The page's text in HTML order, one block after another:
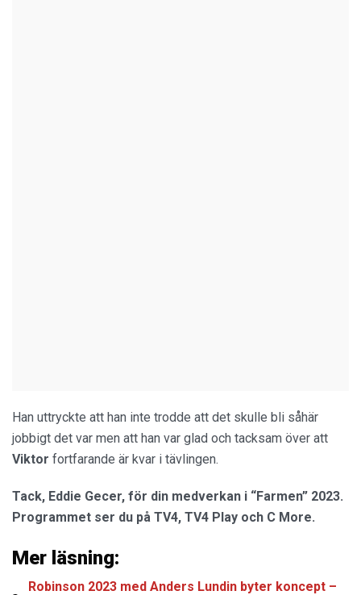
Han uttryckte att han inte trodde att det skulle bli såhär
jobbigt det var men att han var glad och tacksam över att
Viktor fortfarande är kvar i tävlingen.
Tack, Eddie Gecer, för din medverkan i “Farmen” 2023.
Programmet ser du på TV4, TV4 Play och C More.
Mer läsning:
Robinson 2023 med Anders Lundin byter koncept –